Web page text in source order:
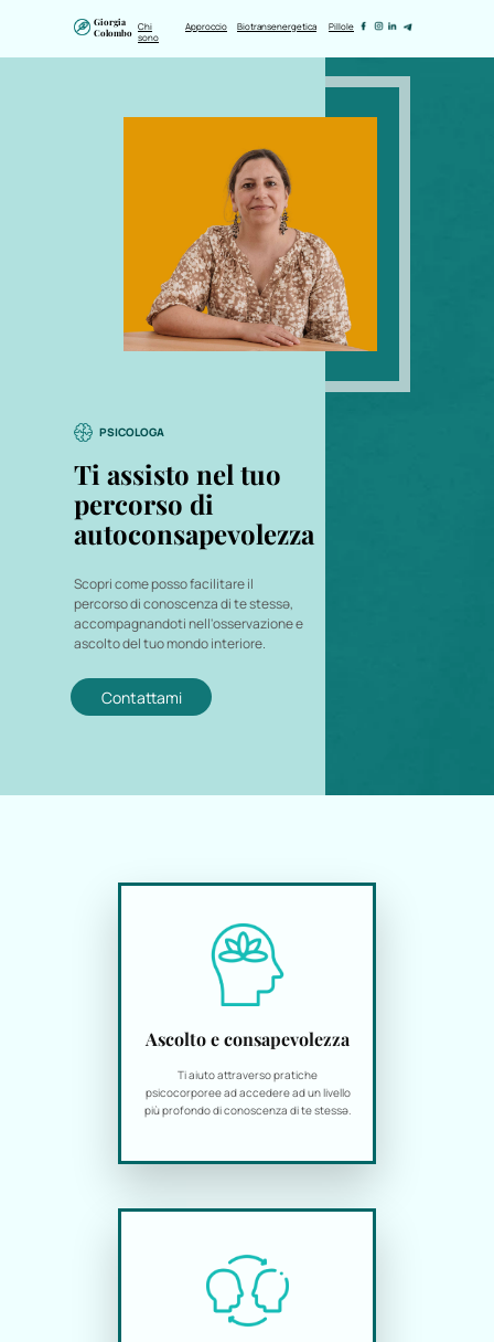
Giorgia
Colombo
Ti assisto nel tuo
percorso di
autoconsapevolezza
Scopri come posso facilitare il
percorso di conoscenza di te stessə,
accompagnandoti nell'osservazione e
ascolto del tuo mondo interiore.
Chi
sono
Approccio Biotransenergetica Pillole
PSICOLOGA
Contattami
Ascolto e consapevolezza
Ti aiuto attraverso pratiche
psicocorporee ad accedere ad un livello
più profondo di conoscenza di te stessə.